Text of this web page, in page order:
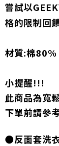
嘗試以
格的限制回
材質:棉
小提醒!!!
此商品為寬
下單前請參
●反面套洗